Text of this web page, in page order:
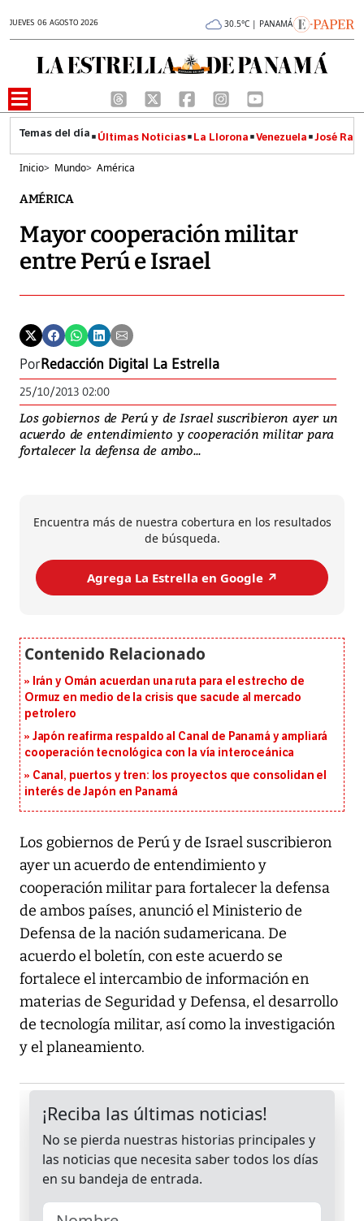
JUEVES 06 AGOSTO 2026 30.5°C | PANAMÁ
Últimas Noticias La Llorona Venezuela José
Inicio> Mundo> América
AMÉRICA
Mayor cooperación militar
entre Perú e Israel
PorRedacción Digital La Estrella
25/10/2013 02:00
Los gobiernos de Perú y de Israel suscribieron ayer un
acuerdo de entendimiento y cooperación militar para
fortalecer la defensa de ambo...
Encuentra más de nuestra cobertura en los resultados
de búsqueda.
Agrega La Estrella en Google ↗️
Irán y Omán acuerdan una ruta para el estrecho de
Ormuz en medio de la crisis que sacude al mercado
petrolero
Japón reafirma respaldo al Canal de Panamá y ampliará
cooperación tecnológica con la vía interoceánica
Canal, puertos y tren: los proyectos que consolidan el
interés de Japón en Panamá
Los gobiernos de Perú y de Israel suscribieron
ayer un acuerdo de entendimiento y
cooperación militar para fortalecer la defensa
de ambos países, anunció el Ministerio de
Defensa de la nación sudamericana. De
acuerdo el boletín, con este acuerdo se
fortalece el intercambio de información en
materias de Seguridad y Defensa, el desarrollo
de tecnología militar, así como la investigación
y el planeamiento.